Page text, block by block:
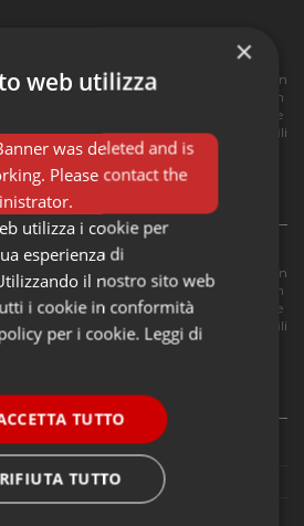
da tavolo disegnata da Mario
in metallo verniciato bianco e nero con
di acciaio forata verniciata bianca. Shogun
diffusa. La mobilità dei diffusori consente
di luci e di ombre. Le lampadine utilizzabili
1x150w o LED 1x8w con attacco E27,
da tavolo disegnata da Mario
in metallo verniciato bianco e nero con
di acciaio forata verniciata bianca. Shogun
diffusa. La mobilità dei diffusori consente
di luci e di ombre. Le lampadine utilizzabili
1x150w o LED 1x8w con attacco E27,
Artemide
Mario Botta
×
web utilizza
was deleted and is
Please contact the
utilizza i cookie per
esperienza di
il nostro sito web
i cookie in conformità
per i cookie. Leggi di
TUTTO
RIFIUTA TUTTO